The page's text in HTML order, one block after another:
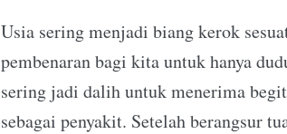
Usia sering menjadi biang kerok
pembenaran bagi kita untuk hanya
sering jadi dalih untuk menerima
sebagai penyakit. Setelah berangsur